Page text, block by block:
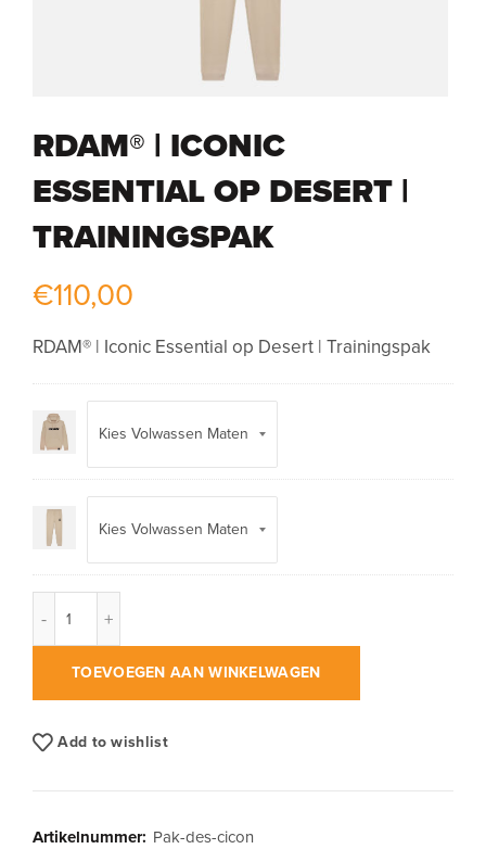
RDAM® | ICONIC
ESSENTIAL OP DESERT |
TRAININGSPAK
€110,00
RDAM® | Iconic Essential op Desert | Trainingspak
TOEVOEGEN AAN WINKELWAGEN
Add to wishlist
Artikelnummer: Pak-des-cicon